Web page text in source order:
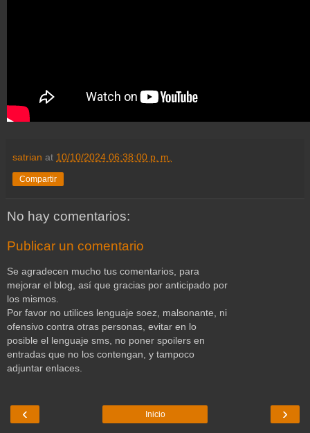
satrian at 10/10/2024 06:38:00 p. m.
Compartir
No hay comentarios:
Publicar un comentario
Se agradecen mucho tus comentarios, para
mejorar el blog, así que gracias por anticipado por
los mismos.
Por favor no utilices lenguaje soez, malsonante, ni
ofensivo contra otras personas, evitar en lo
posible el lenguaje sms, no poner spoilers en
entradas que no los contengan, y tampoco
adjuntar enlaces.
‹ ›
Inicio